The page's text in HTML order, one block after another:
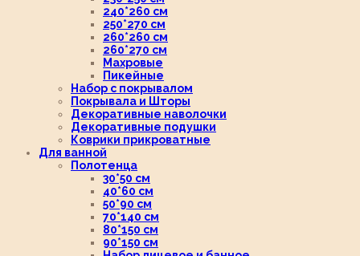
240*260 см
250*270 см
260*260 см
260*270 см
Махровые
Пикейные
Набор с покрывалом
Покрывала и Шторы
Декоративные наволочки
Декоративные подушки
Коврики прикроватные
Для ванной
Полотенца
30*50 см
40*60 см
50*90 см
70*140 см
80*150 см
90*150 см